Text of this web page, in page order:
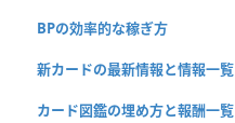
BPの効率的な稼ぎ方
新カードの最新情報と情報一覧
カード図鑑の埋め方と報酬一覧